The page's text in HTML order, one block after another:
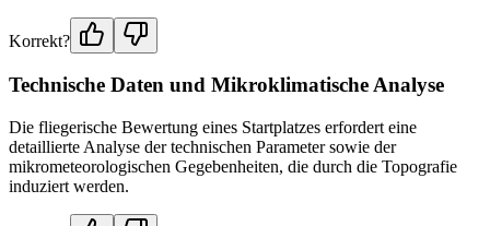
Korrekt?
Technische Daten und Mikroklimatische Analyse
Die fliegerische Bewertung eines Startplatzes erfordert eine
detaillierte Analyse der technischen Parameter sowie der
mikrometeorologischen Gegebenheiten, die durch die Topografie
induziert werden.